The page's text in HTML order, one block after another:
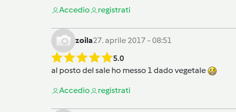
Accedio registrati
zoila27. aprile 2017 - 08:51
5.0
al posto del sale ho messo 1 dado vegetale
Accedio registrati